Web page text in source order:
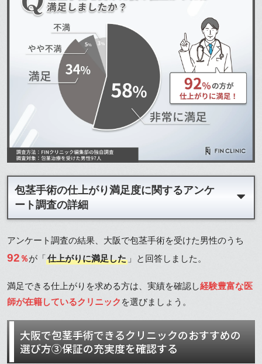
包茎手術の仕上がり満足度に関するアンケ
ート調査の詳細
アンケート調査の結果、大阪で包茎手術を受けた男性のうち
92 ％が「仕上がりに満足した 」と回答しました。
満足できる仕上がりを求める方は、実績を確認し経験豊富な医
師が在籍しているクリニック を選びましょう。
大阪で包茎手術できるクリニックのおすすめの
選び方③保証の充実度を確認する